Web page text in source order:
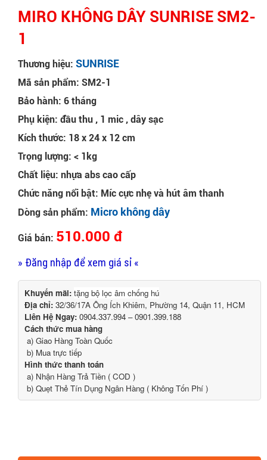
MIRO KHÔNG DÂY SUNRISE SM2-
1
Thương hiệu: SUNRISE
Mã sản phẩm: SM2-1
Bảo hành: 6 tháng
Phụ kiện: đầu thu , 1 mic , dây sạc
Kích thước: 18 x 24 x 12 cm
Trọng lượng: < 1kg
Chất liệu: nhựa abs cao cấp
Chức năng nổi bật: Míc cực nhẹ và hút âm thanh
Dòng sản phẩm: Micro không dây
Giá bán: 510.000 đ
» Đăng nhập để xem giá sỉ «
Khuyến mãi: tặng bộ lọc âm chống hú
Địa chỉ: 32/36/17A Ông Ích Khiêm, Phường 14, Quận 11, HCM
Liên Hệ Ngay: 0904.337.994 – 0901.399.188
Cách thức mua hàng
a) Giao Hàng Toàn Quốc
b) Mua trực tiếp
Hình thức thanh toán
a) Nhận Hàng Trả Tiền ( COD )
b) Quẹt Thẻ Tín Dụng Ngân Hàng ( Không Tốn Phí )